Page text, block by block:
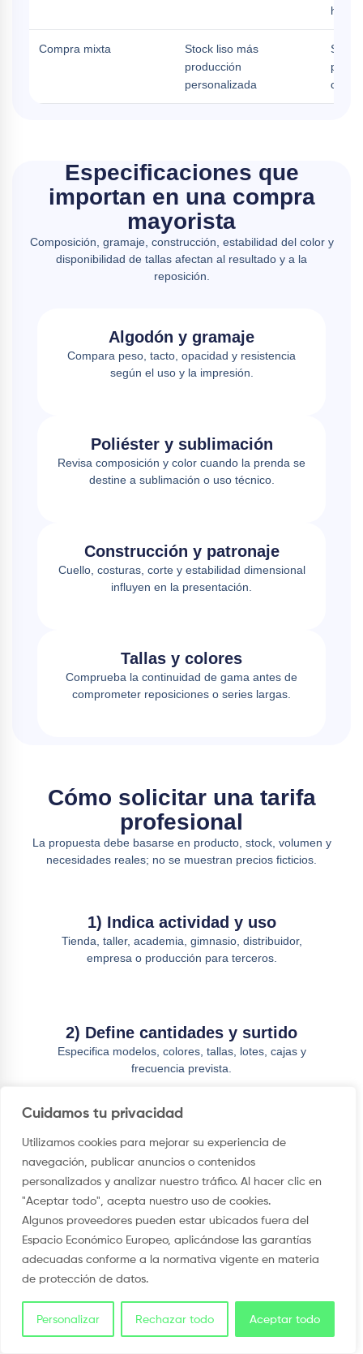
Cuidamos tu privacidad
Utilizamos cookies para mejorar su experiencia de
navegación, publicar anuncios o contenidos
personalizados y analizar nuestro tráfico. Al hacer clic en
"Aceptar todo", acepta nuestro uso de cookies.
Algunos proveedores pueden estar ubicados fuera del
Espacio Económico Europeo, aplicándose las garantías
adecuadas conforme a la normativa vigente en materia
de protección de datos.
Personalizar Rechazar todo Aceptar todo
Compra mixta
Stock liso más
producción
personalizada
para
Especificaciones que
importan en una compra
mayorista
Composición, gramaje, construcción, estabilidad del color y
disponibilidad de tallas afectan al resultado y a la
reposición.
Algodón y gramaje
Compara peso, tacto, opacidad y resistencia
según el uso y la impresión.
Poliéster y sublimación
Revisa composición y color cuando la prenda se
destine a sublimación o uso técnico.
Construcción y patronaje
Cuello, costuras, corte y estabilidad dimensional
influyen en la presentación.
Tallas y colores
Comprueba la continuidad de gama antes de
comprometer reposiciones o series largas.
Cómo solicitar una tarifa
profesional
La propuesta debe basarse en producto, stock, volumen y
necesidades reales; no se muestran precios ficticios.
1) Indica actividad y uso
Tienda, taller, academia, gimnasio, distribuidor,
empresa o producción para terceros.
2) Define cantidades y surtido
Especifica modelos, colores, tallas, lotes, cajas y
frecuencia prevista.
3) Añade datos fiscales y
entrega
Facilita NIF o CIF, razón social, dirección,
contacto y necesidades logísticas.
Opiniones de clientes